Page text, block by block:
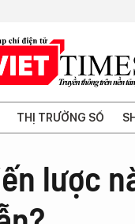
THỊ TRƯỜNG SỐ
lược